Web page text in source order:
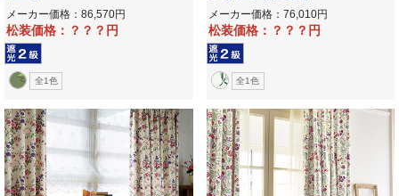
メーカー価格：86,570
松装価格：？？？
全1色
メーカー価格：76,010
松装価格：？？？
全1色